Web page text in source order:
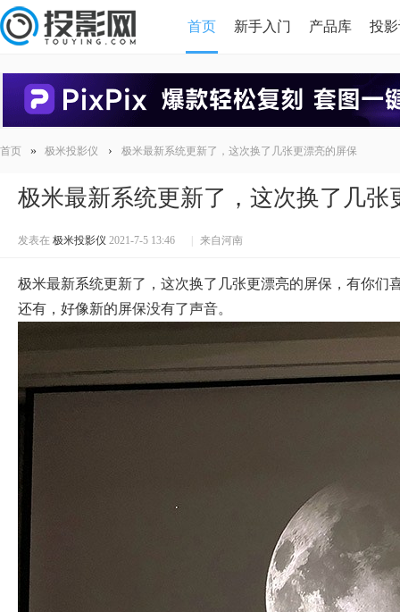
首页 新手入门 产品库 投
首页 » 极米投影仪 › 极米最新系统更新了，这次换了几张更漂亮的屏保
极米最新系统更新了，这次换了几张
发表在 极米投影仪 2021-7-5 13:46 来自河南
极米最新系统更新了，这次换了几张更漂亮的屏保，有你们
还有，好像新的屏保没有了声音。